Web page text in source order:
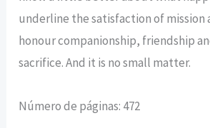
underline the satisfaction of mission
honour companionship, friendship
sacrifice. And it is no small matter.
Número de páginas: 472